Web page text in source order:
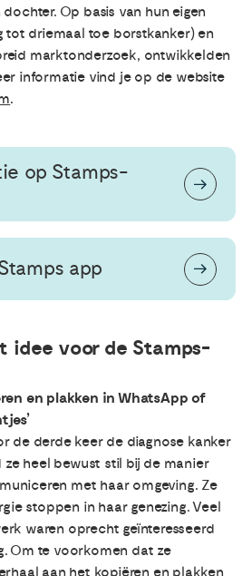
Op basis van hun eigen
tot driemaal toe borstkanker) en
marktonderzoek, ontwikkelden
informatie vind je op de website
.
op Stamps-
app
idee voor de Stamps-
en plakken in WhatsApp of
de derde keer de diagnose kanker
ze heel bewust stil bij de manier
met haar omgeving. Ze
stoppen in haar genezing. Veel
waren oprecht geïnteresseerd
Om te voorkomen dat ze
aan het kopiëren en plakken